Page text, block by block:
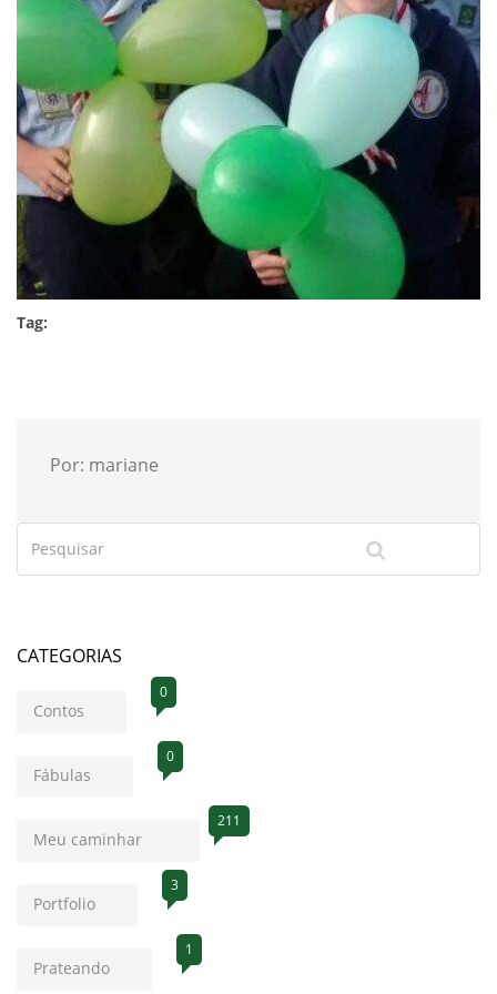
Tag:
Por: mariane
CATEGORIAS
Contos
0
Fábulas
0
Meu caminhar
211
Portfolio
3
Prateando
1